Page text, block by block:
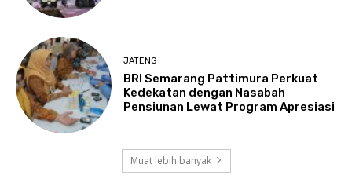
JATENG
BRI Semarang Pattimura Perkuat
Kedekatan dengan Nasabah
Pensiunan Lewat Program Apresiasi
Muat lebih banyak